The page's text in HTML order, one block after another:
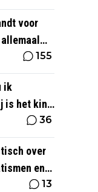
voor
155
ik
is het kind
van 36
over
en
13